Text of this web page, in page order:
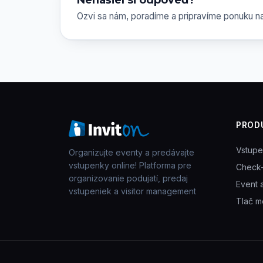
Ozvi sa nám, poradíme a pripravíme ponuku
Organizujte eventy a predávajte
vstupenky online! Platforma pre
organizovanie podujatí, predaj
vstupeniek a visitor management
Event
Tlač